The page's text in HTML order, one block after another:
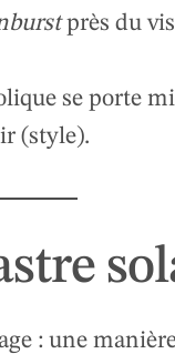
près du
se porte
(style).
: une